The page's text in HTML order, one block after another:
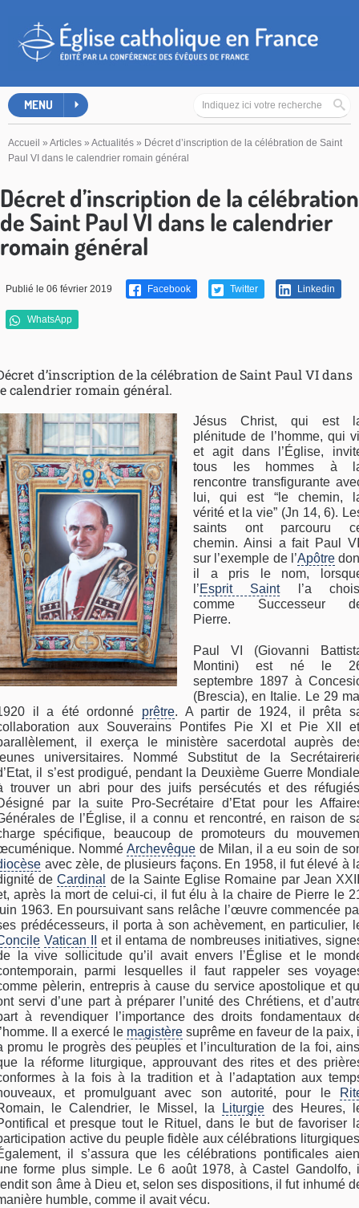
MENU
Accueil » Articles » Actualités » Décret d’inscription de la célébration de Saint
Paul VI dans le calendrier romain général
Décret d’inscription de la célébration
de Saint Paul VI dans le calendrier
romain général
Publié le 06 février 2019 Facebook Twitter Linkedin
WhatsApp
d’inscription de la célébration de Saint Paul VI dans
calendrier romain général.
Jésus Christ, qui est
plénitude de l’homme, qui
et agit dans l’Église,
tous les hommes à
rencontre transfigurante
lui, qui est “le chemin,
vérité et la vie” (Jn 14, 6).
saints ont parcouru
chemin. Ainsi a fait Paul
sur l’exemple de l’Apôtre
il a pris le nom,
l’Esprit Saintl’a
comme Successeur
Pierre.
Paul VI (Giovanni
Montini) est né le
septembre 1897 à
(Brescia), en Italie. Le 29
il a été ordonné prêtre. A partir de 1924, il prêta
aux Souverains Pontifes Pie XI et Pie XII
il exerça le ministère sacerdotal auprès
universitaires. Nommé Substitut de la
il s’est prodigué, pendant la Deuxième Guerre
trouver un abri pour des juifs persécutés et des
par la suite Pro-Secrétaire d’Etat pour les
de l’Église, il a connu et rencontré, en raison de
spécifique, beaucoup de promoteurs du
Nommé Archevêquede Milan, il a eu soin de
avec zèle, de plusieurs façons. En 1958, il fut élevé à
deCardinal de la Sainte Eglise Romaine par Jean
après la mort de celui-ci, il fut élu à la chaire de Pierre le
1963. En poursuivant sans relâche l’œuvre commencée
prédécesseurs, il porta à son achèvement, en particulier,
Vatican II
et il entama de nombreuses initiatives,
la vive sollicitude qu’il avait envers l’Église et le
parmi lesquelles il faut rappeler ses
pèlerin, entrepris à cause du service apostolique et
servi d’une part à préparer l’unité des Chrétiens, et
à revendiquer l’importance des droits fondamentaux
Il a exercé le magistère suprême en faveur de la paix,
promu le progrès des peuples et l’inculturation de la foi,
la réforme liturgique, approuvant des rites et des
à la fois à la tradition et à l’adaptation aux
et promulguant avec son autorité, pour le
le Calendrier, le Missel, la Liturgie des Heures,
et presque tout le Rituel, dans le but de favoriser
active du peuple fidèle aux célébrations
il s’assura que les célébrations pontificales
forme plus simple. Le 6 août 1978, à Castel Gandolfo,
son âme à Dieu et, selon ses dispositions, il fut inhumé
humble, comme il avait vécu.